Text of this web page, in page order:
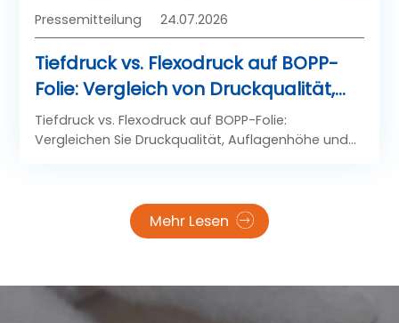
Pressemitteilung 24.07.2026
Tiefdruck vs. Flexodruck auf BOPP-
Folie: Vergleich von Druckqualität,
Auflagenhöhe und Kosten
Tiefdruck vs. Flexodruck auf BOPP-Folie:
Vergleichen Sie Druckqualität, Auflagenhöhe und
Mehr Lesen